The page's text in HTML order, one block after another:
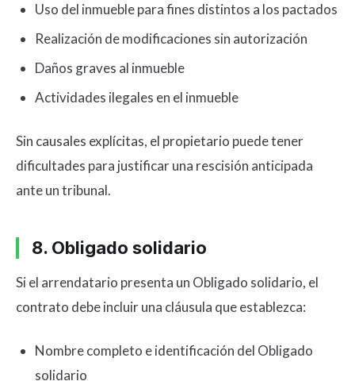
Uso del inmueble para fines distintos a los pactados
Realización de modificaciones sin autorización
Daños graves al inmueble
Actividades ilegales en el inmueble
Sin causales explícitas, el propietario puede tener
dificultades para justificar una rescisión anticipada
ante un tribunal.
8. Obligado solidario
Si el arrendatario presenta un Obligado solidario, el
contrato debe incluir una cláusula que establezca:
Nombre completo e identificación del Obligado
solidario